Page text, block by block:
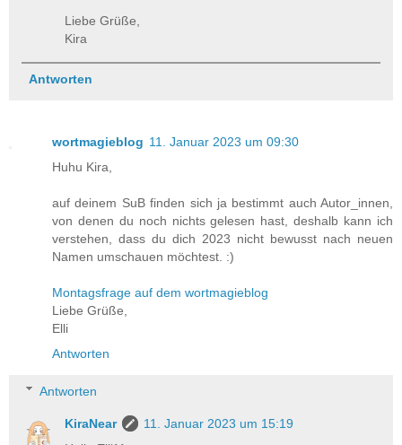
Liebe Grüße,
Kira
Antworten
wortmagieblog 11. Januar 2023 um 09:30
Huhu Kira,
auf deinem SuB finden sich ja bestimmt auch Autor_innen,
von denen du noch nichts gelesen hast, deshalb kann ich
verstehen, dass du dich 2023 nicht bewusst nach neuen
Namen umschauen möchtest. :)
Montagsfrage auf dem wortmagieblog
Liebe Grüße,
Elli
Antworten
Antworten
KiraNear
11. Januar 2023 um 15:19